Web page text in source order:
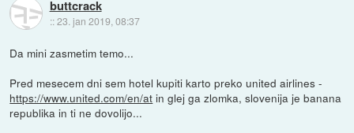
buttcrack
::23. jan 2019, 08:37
Da mini zasmetim temo...
Pred mesecem dni sem hotel kupiti karto preko united airlines -
https://www.united.com/en/at in glej ga zlomka, slovenija je banana
republika in ti ne dovolijo...